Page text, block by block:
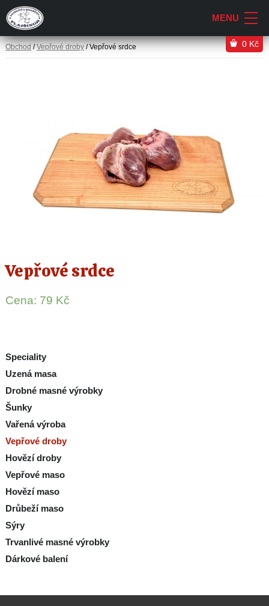
0 Kč
Speciality
Uzená masa
Drobné masné výrobky
Šunky
Vařená výroba
Vepřové droby
Hovězí droby
Vepřové maso
Hovězí maso
Drůbeží maso
Sýry
Trvanlivé masné výrobky
Dárkové balení
Obchod/Vepřové droby/ Vepřové srdce
Vepřové srdce
Cena: 79 Kč